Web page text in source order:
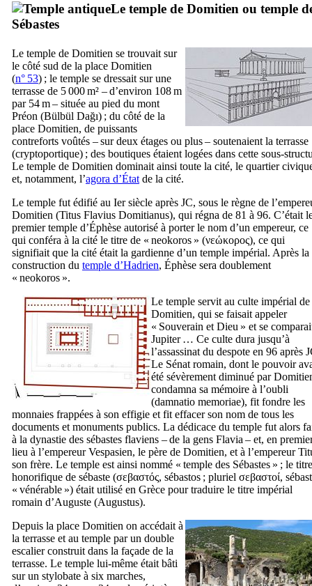
Le temple de Domitien ou temple
Sébastes
Le temple de Domitien se trouvait sur
le côté sud de la place Domitien
(n° 53) ; le temple se dressait sur une
terrasse de 5 000 m² – d’environ 108 m
par 54 m – située au pied du mont
Préon (Bülbül Dağı) ; du côté de la
place Domitien, de puissants
contreforts voûtés – sur deux étages ou plus – soutenaient la terrasse
(cryptoportique) ; des boutiques étaient logées dans cette sous-
Le temple de Domitien dominait ainsi toute la cité, le quartier
et, notamment, l’agora d’État de la cité.
Le temple fut édifié au Iersiècle après JC, sous le règne de
Domitien (Titus Flavius Domitianus), qui régna de 81 à 96. C’était
premier temple d’Éphèse autorisé à porter le nom d’un empereur, ce
qui conféra à la cité le titre de « neokoros » (νεώκoρος), ce qui
signifiait que la cité était la gardienne d’un temple impérial. Après la
construction du temple d’Hadrien, Éphèse sera doublement
« neokoros ».
Le temple servit au culte impérial de
Domitien, qui se faisait appeler
« Souverain et Dieu » et se
Jupiter … Ce culte dura jusqu’à
l’assassinat du despote en 96 après
Le Sénat romain, dont le pouvoir
été sévèrement diminué par
condamna sa mémoire à l’oubli
(damnatio memoriae), fit fondre les
monnaies frappées à son effigie et fit effacer son nom de tous les
documents et monuments publics. La dédicace du temple fut alors
à la dynastie des sébastes flaviens – de la gens Flavia – et, en
lieu à l’empereur Vespasien, le père de Domitien, et à l’empereur
son frère. Le temple est ainsi nommé « temple des Sébastes » ; le titre
honorifique de sébaste (σεβαστός, sébastos ; pluriel σεβαστοί,
« vénérable ») était utilisé en Grèce pour traduire le titre impérial
romain d’Auguste (Augustus).
Depuis la place Domitien on accédait à
la terrasse et au temple par un double
escalier construit dans la façade de la
terrasse. Le temple lui-même était bâti
sur un stylobate à six marches,